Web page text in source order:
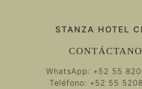
STANZA HOTEL
WhatsApp: +52 55
Teléfono: +52 55